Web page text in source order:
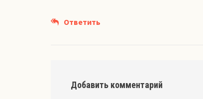
Ответить
Добавить комментарий